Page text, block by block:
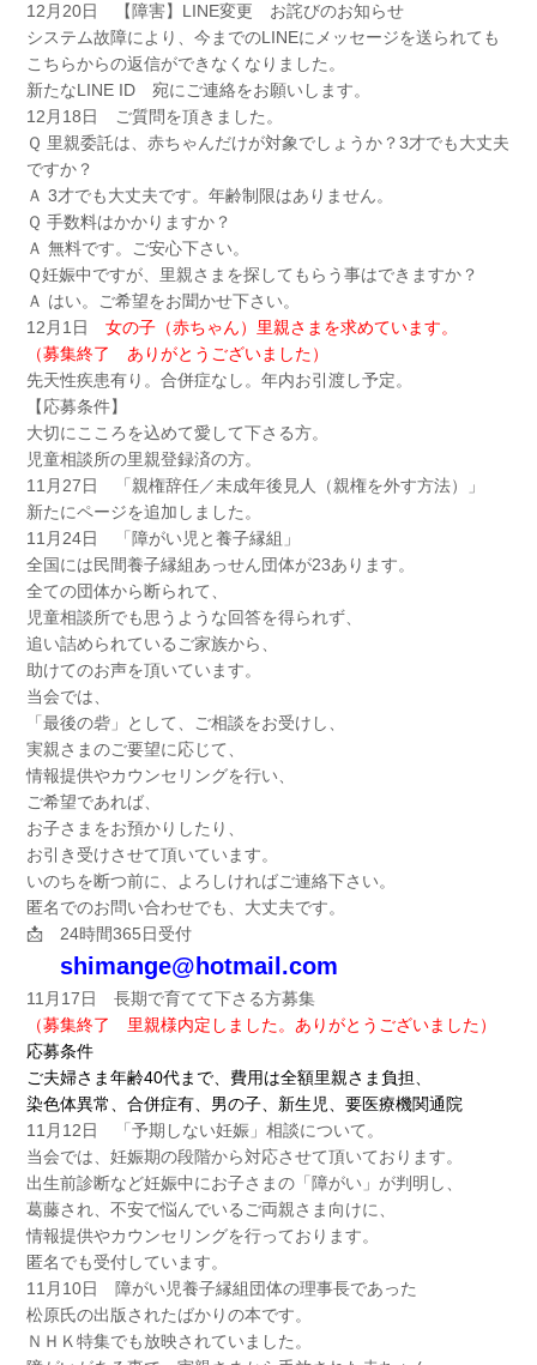
12月20日 【障害】LINE変更 お詫びのお知らせ
システム故障により、今までのLINEにメッセージを送られても
こちらからの返信ができなくなりました。
新たなLINE ID 宛にご連絡をお願いします。
12月18日 ご質問を頂きました。
Ｑ 里親委託は、赤ちゃんだけが対象でしょうか？3才でも大丈夫
ですか？
Ａ 3才でも大丈夫です。年齢制限はありません。
Ｑ 手数料はかかりますか？
Ａ 無料です。ご安心下さい。
Ｑ妊娠中ですが、里親さまを探してもらう事はできますか？
Ａ はい。ご希望をお聞かせ下さい。
12月1日 女の子（赤ちゃん）里親さまを求めています。
（募集終了 ありがとうございました）
先天性疾患有り。合併症なし。年内お引渡し予定。
【応募条件】
大切にこころを込めて愛して下さる方。
児童相談所の里親登録済の方。
11月27日 「親権辞任／未成年後見人（親権を外す方法）」
新たにページを追加しました。
11月24日 「障がい児と養子縁組」
全国には民間養子縁組あっせん団体が23あります。
全ての団体から断られて、
児童相談所でも思うような回答を得られず、
追い詰められているご家族から、
助けてのお声を頂いています。
当会では、
「最後の砦」として、ご相談をお受けし、
実親さまのご要望に応じて、
情報提供やカウンセリングを行い、
ご希望であれば、
お子さまをお預かりしたり、
お引き受けさせて頂いています。
いのちを断つ前に、よろしければご連絡下さい。
匿名でのお問い合わせでも、大丈夫です。
📩 24時間365日受付
shimange@hotmail.com
11月17日 長期で育てて下さる方募集
（募集終了 里親様内定しました。ありがとうございました）
応募条件
ご夫婦さま年齢40代まで、費用は全額里親さま負担、
染色体異常、合併症有、男の子、新生児、要医療機関通院
11月12日 「予期しない妊娠」相談について。
当会では、妊娠期の段階から対応させて頂いております。
出生前診断など妊娠中にお子さまの「障がい」が判明し、
葛藤され、不安で悩んでいるご両親さま向けに、
情報提供やカウンセリングを行っております。
匿名でも受付しています。
11月10日 障がい児養子縁組団体の理事長であった
松原氏の出版されたばかりの本です。
ＮＨＫ特集でも放映されていました。